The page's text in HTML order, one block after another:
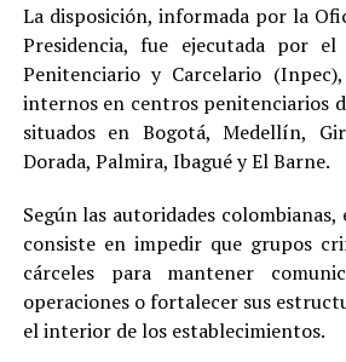
La disposición, informada por la
Presidencia, fue ejecutada por
Penitenciario y Carcelario
internos en centros penitenciarios
situados en Bogotá, Medellín,
Dorada, Palmira, Ibagué y El Barne.
Según las autoridades
consiste en impedir que grupos
cárceles para mantener
operaciones o fortalecer sus
el interior de los establecimientos.